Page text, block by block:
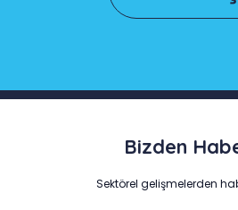
Bizden
Sektörel gelişmelerden